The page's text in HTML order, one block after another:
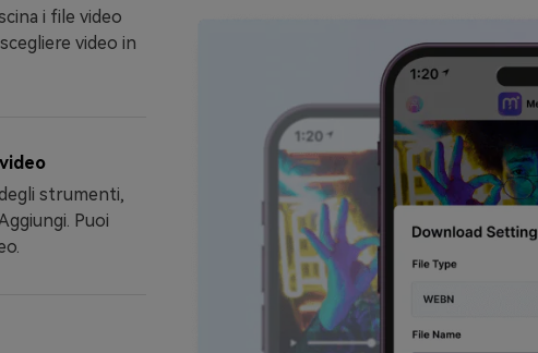
i file video
video in
strumenti,
Puoi